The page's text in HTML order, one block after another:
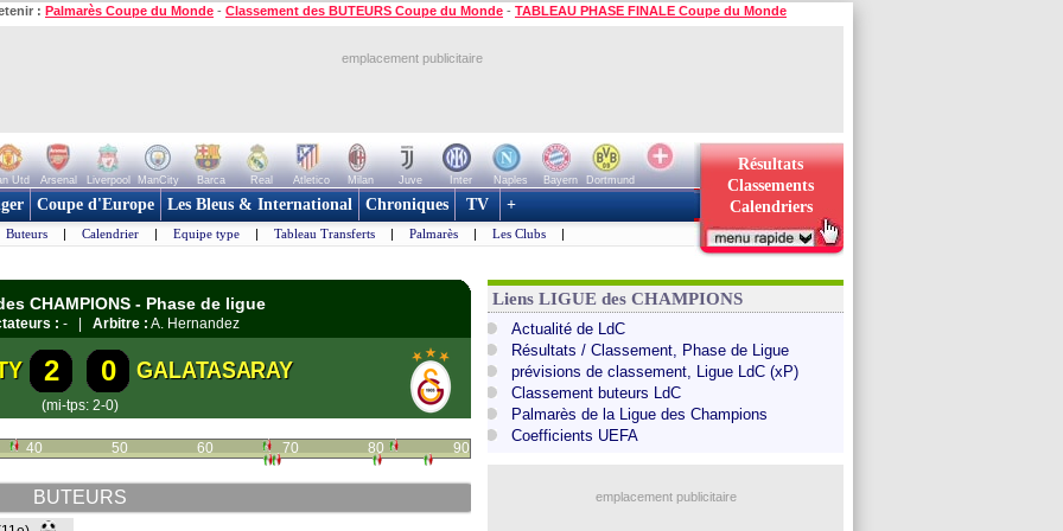
: Palmarès Coupe du Monde - Classement des BUTEURS Coupe du Monde - TABLEAU PHASE FINALE Coupe du Monde
emplacement publicitaire
Utd Arsenal Liverpool ManCity Barca Real Atletico Milan Juve Inter Naples Bayern
Dortmund
Résultats
Classements
Calendriers
Coupe d'Europe Les Bleus & International Chroniques TV +
Buteurs | Calendrier | Equipe type | Tableau Transferts | Palmarès | Les Clubs |
CHAMPIONS - Phase de ligue
: - | Arbitre : A. Hernandez
2 0 GALATASARAY
(mi-tps: 2-0)
40 50 60 70 80 90
BUTEURS
Liens LIGUE des CHAMPIONS
Actualité de LdC
Résultats / Classement, Phase de Ligue
prévisions de classement, Ligue LdC (xP)
Classement buteurs LdC
Palmarès de la Ligue des Champions
Coefficients UEFA
emplacement publicitaire